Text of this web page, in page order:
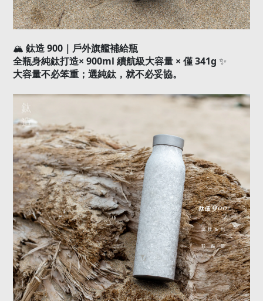
🏔️ 鈦造 900 ｜戶外旗艦補給瓶
全瓶身純鈦打造× 900ml 續航級大容量 × 僅341g ✨
大容量不必笨重；選純鈦，就不必妥協。